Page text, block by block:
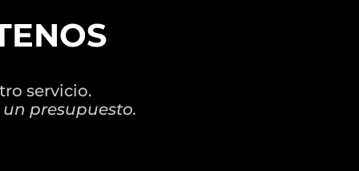
servicio.
presupuesto.